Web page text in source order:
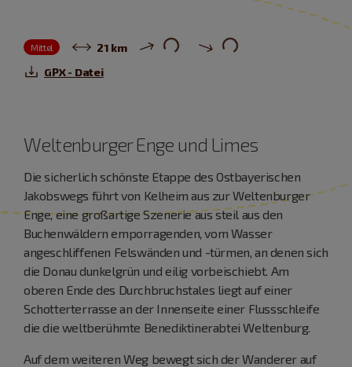
Mittel
21 km
GPX - Datei
Weltenburger Enge und Limes
Die sicherlich schönste Etappe des Ostbayerischen
Jakobswegs führt von Kelheim aus zur Weltenburger
Enge, eine großartige Szenerie aus steil aus den
Buchenwäldern emporragenden, vom Wasser
angeschliffenen Felswänden und -türmen, an denen sich
die Donau dunkelgrün und eilig vorbeischiebt. Am
oberen Ende des Durchbruchstales liegt auf einer
Schotterterrasse an der Innenseite einer Flussschleife
die die weltberühmte Benediktinerabtei Weltenburg.
Auf dem weiteren Weg bewegt sich der Wanderer auf